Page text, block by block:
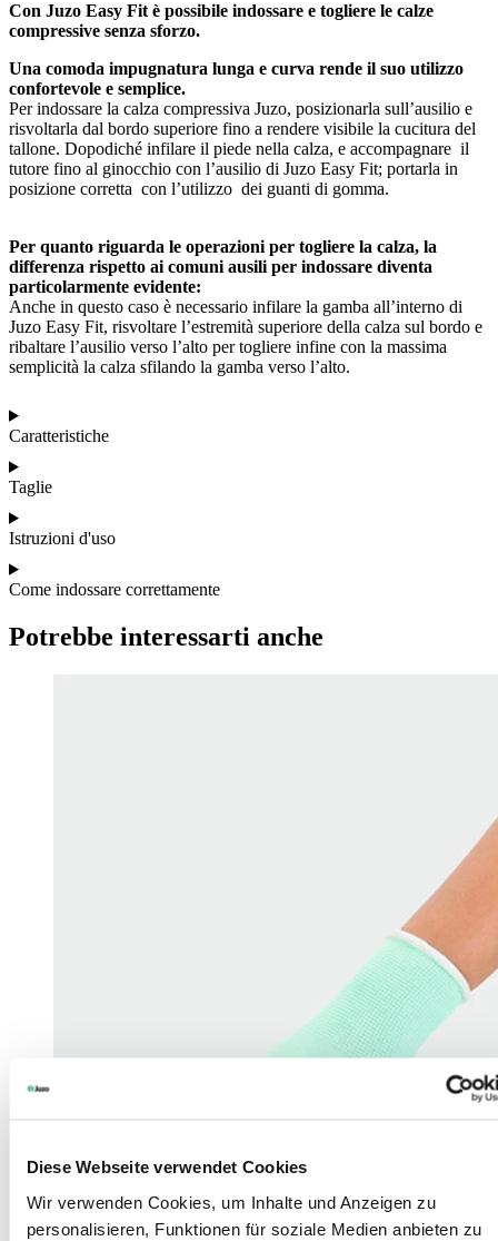
Diese Webseite verwendet Cookies
Wir verwenden Cookies, um Inhalte und Anzeigen zu
personalisieren, Funktionen für soziale Medien anbieten zu
Con Juzo Easy Fit è possibile indossare e togliere le calze
compressive senza sforzo.
Una comoda impugnatura lunga e curva rende il suo utilizzo
confortevole e semplice.
Per indossare la calza compressiva Juzo, posizionarla sull’ausilio e
risvoltarla dal bordo superiore fino a rendere visibile la cucitura del
tallone. Dopodiché infilare il piede nella calza, e accompagnare il
tutore fino al ginocchio con l’ausilio di Juzo Easy Fit; portarla in
posizione corretta con l’utilizzo dei guanti di gomma.
Per quanto riguarda le operazioni per togliere la calza, la
differenza rispetto ai comuni ausili per indossare diventa
particolarmente evidente:
Anche in questo caso è necessario infilare la gamba all’interno di
Juzo Easy Fit, risvoltare l’estremità superiore della calza sul bordo e
ribaltare l’ausilio verso l’alto per togliere infine con la massima
semplicità la calza sfilando la gamba verso l’alto.
Caratteristiche
Taglie
Istruzioni d'uso
Come indossare correttamente
Potrebbe interessarti anche